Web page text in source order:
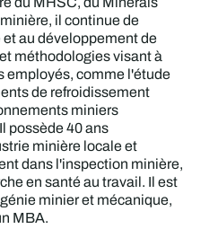
il continue de
au développement de
méthodologies visant à
employés, comme l'étude
de refroidissement
miniers
possède 40 ans
minière locale et
dans l'inspection minière,
en santé au travail. Il est
minier et mécanique,
MBA.